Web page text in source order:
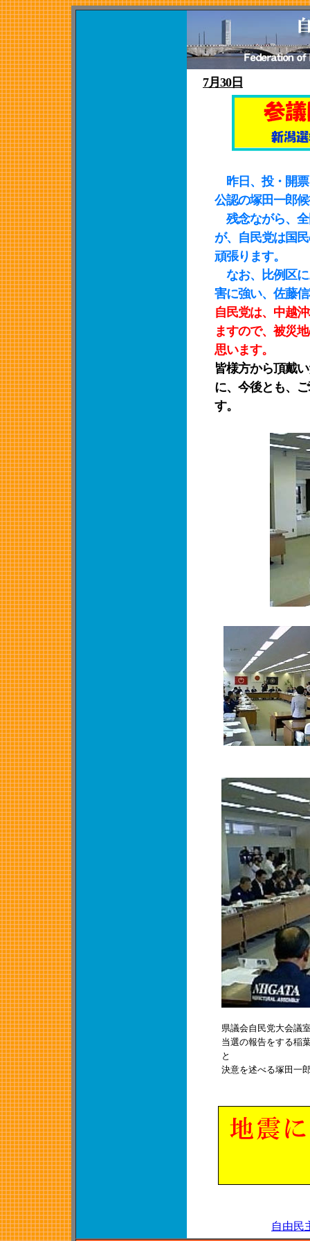
7月30日
昨日、投・開票
公認の塚田一郎
残念ながら、全
が、自民党は国
頑張ります。
なお、比例区に
害に強い、佐藤
自民党は、中越
ますので、被災
思います。
皆様方から頂戴
に、今後とも、
す。
県議会自民党大会議
当選の報告をする稲
と
決意を述べる塚田一
自由民